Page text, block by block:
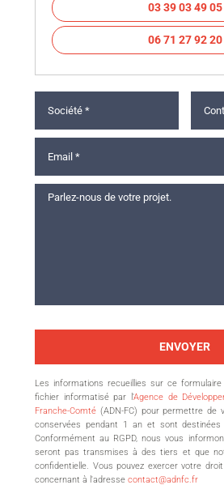
03 39 03 49 05
06 71 27 92 20
Les informations recueillies sur ce
fichier informatisé par l'Agence de
Franche-Comté (ADN-FC) pour permettre de
conservées pendant 1 an et sont destinées
Conformément au RGPD, nous vous
seront pas transmises à des tiers et que
confidentielle. Vous pouvez exercer votre
concernant à l'adressecontact@adnfc.fr